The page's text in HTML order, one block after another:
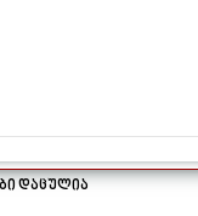
დაცულია